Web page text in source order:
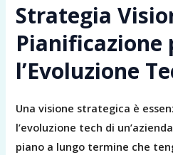
Strategia
Pianificazione
l’Evoluzione
Una visione strategica è
l’evoluzione tech di
piano a lungo termine che